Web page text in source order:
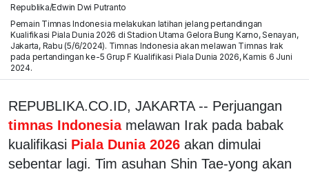
Republika/Edwin Dwi Putranto
Pemain Timnas Indonesia melakukan latihan jelang pertandingan
Kualifikasi Piala Dunia 2026 di Stadion Utama Gelora Bung Karno, Senayan,
Jakarta, Rabu (5/6/2024). Timnas Indonesia akan melawan Timnas Irak
pada pertandingan ke-5 Grup F Kualifikasi Piala Dunia 2026, Kamis 6 Juni
2024.
REPUBLIKA.CO.ID, JAKARTA -- Perjuangan
timnas Indonesia melawan Irak pada babak
kualifikasi Piala Dunia 2026 akan dimulai
sebentar lagi. Tim asuhan Shin Tae-yong akan